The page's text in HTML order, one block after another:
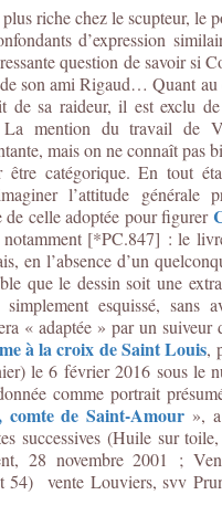
riche chez le scupteur, le
d’expression
question de savoir si
son ami Rigaud… Quant au
de sa raideur, il est exclu
mention du travail de
mais on ne connaît pas
être catégorique. En tout
l’attitude générale
de celle adoptée pour figurer
[*PC.847] : le
en l’absence d’un
que le dessin soit une
esquissé, sans
« adaptée » par un
à la croix de Saint Louis,
le 6 février 2016 sous le
comme portrait
de Saint-Amour »,
successives (Huile sur
28 novembre 2001 ;
54) vente Louviers, svv